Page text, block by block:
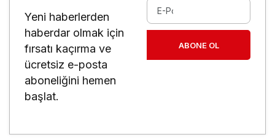
Yeni haberlerden
haberdar olmak için
fırsatı kaçırma ve
ücretsiz e-posta
aboneliğini hemen
başlat.
ABONE OL